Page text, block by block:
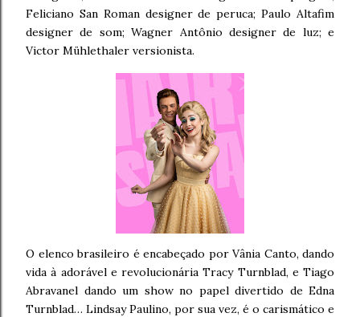
Feliciano San Roman designer de peruca; Paulo Altafim
designer de som; Wagner Antônio designer de luz; e
Victor Mühlethaler versionista.
O elenco brasileiro é encabeçado por Vânia Canto, dando
vida à adorável e revolucionária Tracy Turnblad, e Tiago
Abravanel dando um show no papel divertido de Edna
Turnblad… Lindsay Paulino, por sua vez, é o carismático e